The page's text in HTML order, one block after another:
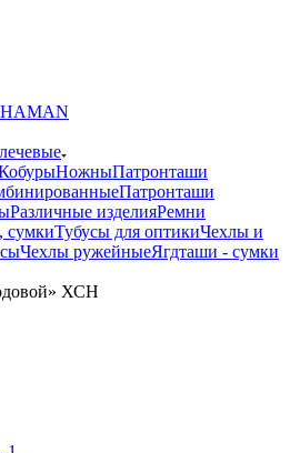
НожныПатронташи
Патронташи
Различные изделияРемни
сумкиТубусы для оптикиЧехлы и
Чехлы ружейныеЯгдташи - сумки
ХСН